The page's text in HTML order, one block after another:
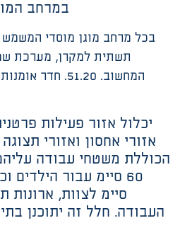
במרחב
בכל מרחב מוגן מוסדי המשמש
תשתית למקרן, מערכת
המחשוב. 51.20.
יכלול אזור פעילות
אזורי אחסון ואזורי
הכוללת משטחי עבודה
סיימ לצוות,
העבודה. חלל זה יתוכנן